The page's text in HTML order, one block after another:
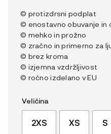
© protizdrsni podplat
© enostavno obuvanje in
© mehko in prožno
© zračno in primerno za
© brez kroma
© izjemna vzdržljivost
© ročno izdelano v EU
Veličina
2XS XS S